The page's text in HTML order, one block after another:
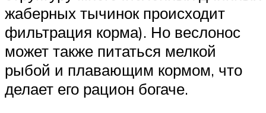
жаберных тычинок происходит
фильтрация корма). Но веслонос
может также питаться мелкой
рыбой и плавающим кормом, что
делает его рацион богаче.